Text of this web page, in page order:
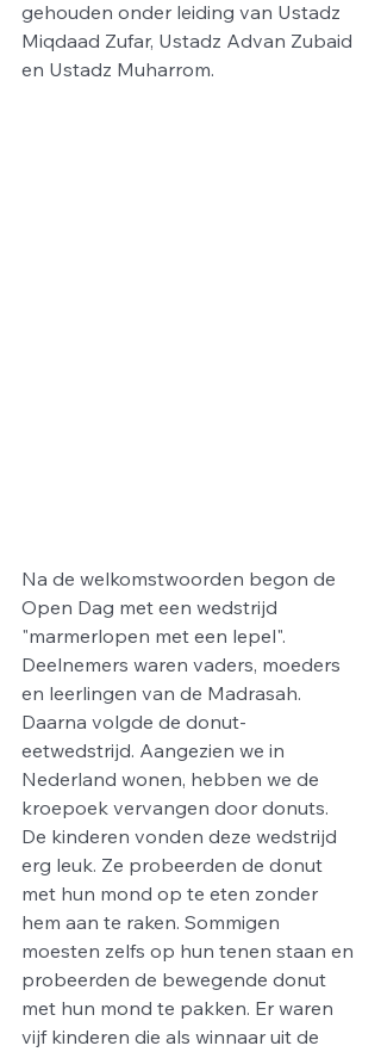
gehouden onder leiding van Ustadz
Miqdaad Zufar, Ustadz Advan Zubaid
en Ustadz Muharrom.
Na de welkomstwoorden begon de
Open Dag met een wedstrijd
"marmerlopen met een lepel".
Deelnemers waren vaders, moeders
en leerlingen van de Madrasah.
Daarna volgde de donut-
eetwedstrijd. Aangezien we in
Nederland wonen, hebben we de
kroepoek vervangen door donuts.
De kinderen vonden deze wedstrijd
erg leuk. Ze probeerden de donut
met hun mond op te eten zonder
hem aan te raken. Sommigen
moesten zelfs op hun tenen staan en
probeerden de bewegende donut
met hun mond te pakken. Er waren
vijf kinderen die als winnaar uit de